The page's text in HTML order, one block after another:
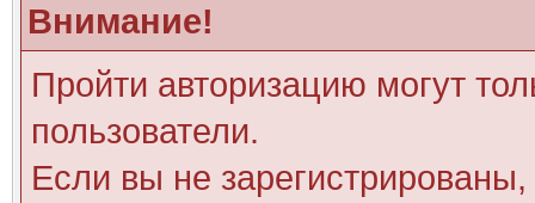
Внимание!
Пройти авторизацию могут
пользователи.
Если вы не